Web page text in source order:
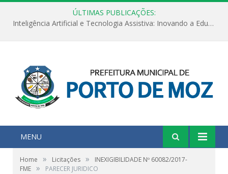
ÚLTIMAS PUBLICAÇÕES:
Inteligência Artificial e Tecnologia Assistiva: Inovando a Educação Especial e Inclusiva
MENU
Home » Licitações »
INEXIGIBILIDADE Nº 60082/2017-
FME » PARECER JURIDICO